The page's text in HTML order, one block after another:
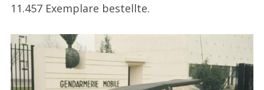
11.457 Exemplare bestellte.